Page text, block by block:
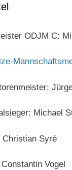
ODJM C:
Michael
Christian Syré
Vogel